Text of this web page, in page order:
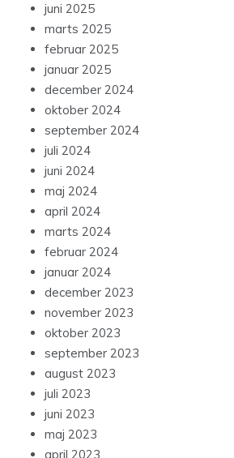
juni 2025
marts 2025
februar 2025
januar 2025
december 2024
oktober 2024
september 2024
juli 2024
juni 2024
maj 2024
april 2024
marts 2024
februar 2024
januar 2024
december 2023
november 2023
oktober 2023
september 2023
august 2023
juli 2023
juni 2023
maj 2023
april 2023